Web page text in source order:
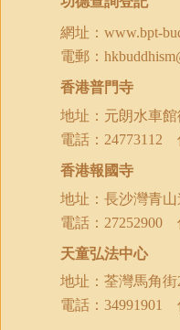
網址： www.bpt-
電郵：
香港普門寺
地址：元朗水車
電話： 24773112
香港報國寺
地址：長沙灣青山
電話： 27252900
天童弘法中心
地址：荃灣馬角街
電話： 34991901